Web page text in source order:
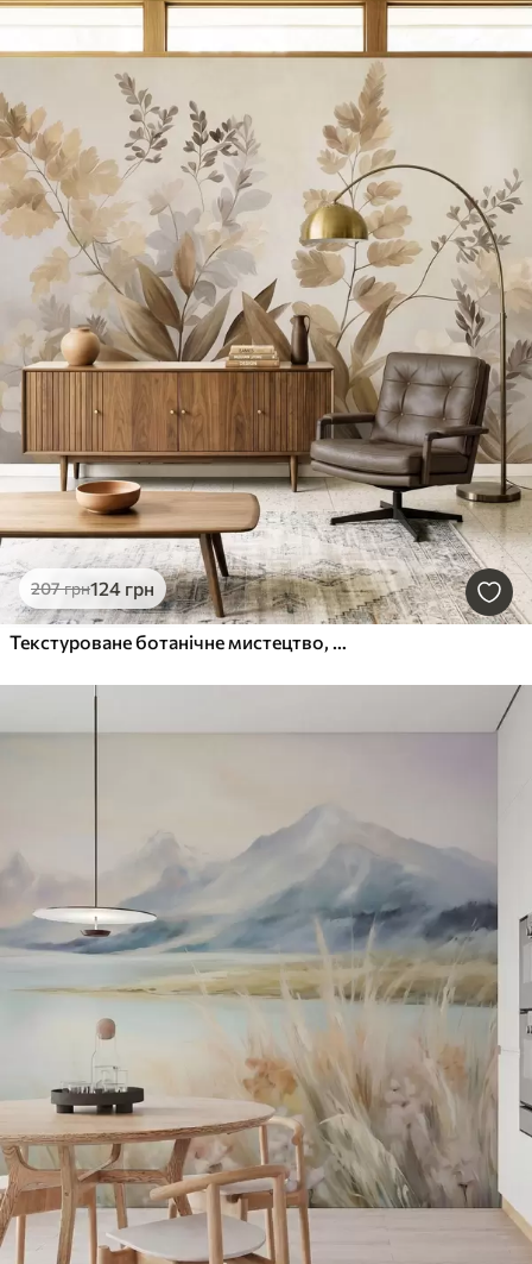
207грн124 грн
Текстуроване ботанічне мистецтво, різноманітні рослини та листя у відтінках коричневого та бежевого